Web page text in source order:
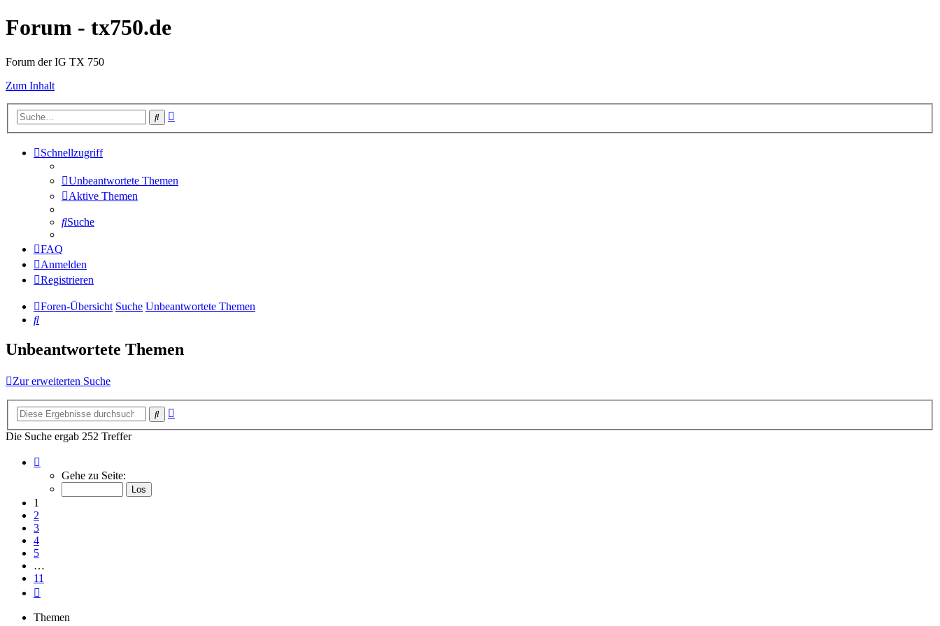
Forum - tx750.de
Forum der IG TX 750
Zum Inhalt
Suche
Schnellzugriff
Unbeantwortete Themen
Aktive Themen
Suche
FAQ
Anmelden
Registrieren
Foren-Übersicht Suche Unbeantwortete Themen
Suche
Unbeantwortete Themen
Zur erweiterten Suche
Suche
Die Suche ergab 252 Treffer
von
Gehe zu Seite:
1
2
3
4
5
…
11
Themen